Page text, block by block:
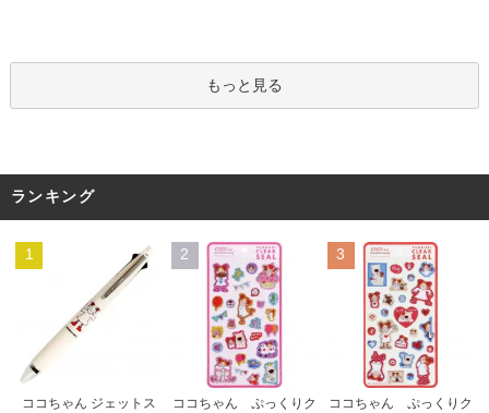
もっと見る
ランキング
1
ココちゃん ジェットス
2
ココちゃん ぷっくりク
3
ココちゃん ぷっくりク